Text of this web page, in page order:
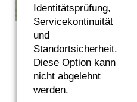
Identitätsprüfung,
Servicekontinuität
und
Standortsicherheit.
Diese Option kann
nicht abgelehnt
werden.